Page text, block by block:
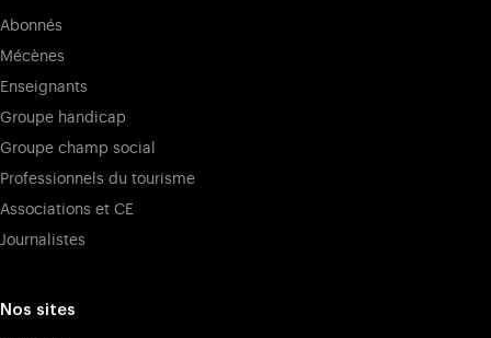
Abonnés
Mécènes
Enseignants
Groupe handicap
Groupe champ social
Professionnels du tourisme
Associations et CE
Journalistes
Nos sites